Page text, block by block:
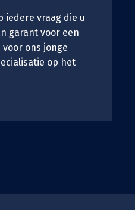
iedere vraag die u
garant voor een
ons jonge
op het